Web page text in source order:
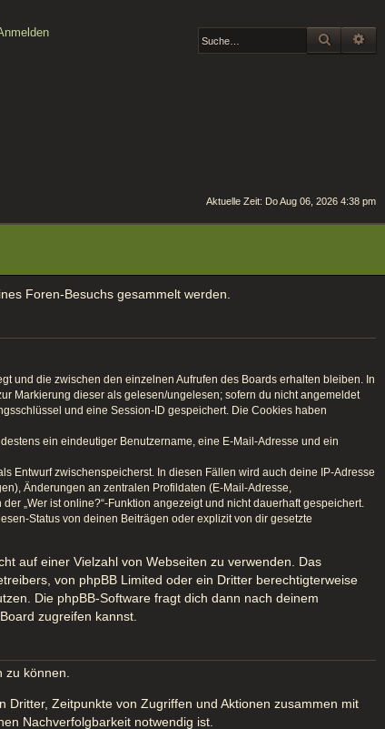
SUCHE
Aktuelle Zeit: Do Aug 06, 2026 4:38 pm
Foren-Besuchs gesammelt werden.
und die zwischen den einzelnen Aufrufen des Boards erhalten bleiben. In
Markierung dieser als gelesen/ungelesen; sofern du nicht angemeldet
und eine Session-ID gespeichert. Die Cookies haben
ein eindeutiger Benutzername, eine E-Mail-Adresse und ein
Entwurf zwischenspeicherst. In diesen Fällen wird auch deine IP-Adresse
Änderungen an zentralen Profildaten (E-Mail-Adresse,
„Wer ist online?“-Funktion angezeigt und nicht dauerhaft gespeichert.
Status von deinen Beiträgen oder explizit von dir gesetzte
auf einer Vielzahl von Webseiten zu verwenden. Das
von phpBB Limited oder ein Dritter berechtigterweise
Die phpBB-Software fragt dich dann nach deinem
zugreifen kannst.
können.
Zeitpunkte von Zugriffen und Aktionen zusammen mit
Nachverfolgbarkeit notwendig ist.